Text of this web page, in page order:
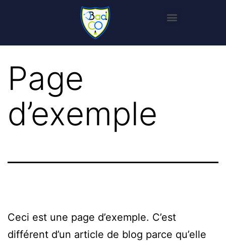
Page
d’exemple
Ceci est une page d’exemple. C’est
différent d’un article de blog parce qu’elle